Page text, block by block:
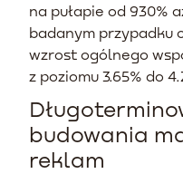
na pułapie od 930%
badanym przypadku
wzrost ogólnego
z poziomu 3.65% do
budowania
reklam